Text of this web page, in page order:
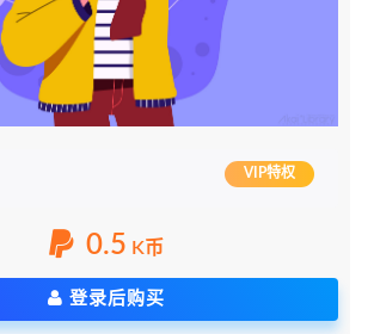
VIP特权
0.5 K币
登录后购买